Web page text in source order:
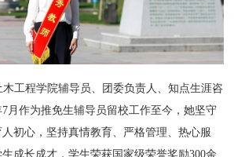
工程学院辅导员、团委负责人、知点生涯咨
月作为推免生辅导员留校工作至今，她坚守
初心，坚持真情教育、严格管理、热心服
成长成才，学生荣获国家级荣誉奖励300余